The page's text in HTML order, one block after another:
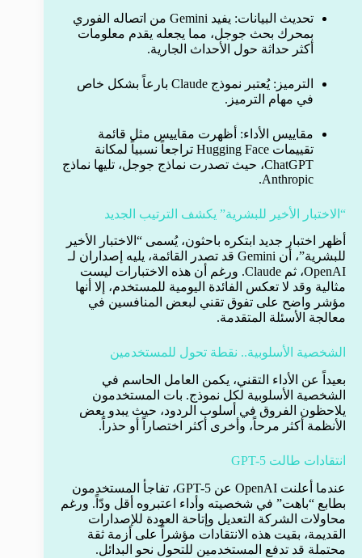
تحديث البيانات: يفيد Gemini من اتصاله الفوري
بمحرك بحث جوجل، مما يجعله يقدم معلومات
أكثر حداثة حول الأحداث الجارية.
الترميز: يُعتبر نموذج Claude بارعاً بشكل خاص
في مهام الترميز.
مقاييس الأداء: أظهرت مقاييس مثل قائمة
تقييمات Hugging Face تراجعاً نسبياً لمكانة
ChatGPT، حيث تصدرت نماذج جوجل، تليها نماذج
Anthropic.
“الاختبار الأخير للبشرية” يكشف الترتيب الجديد
أظهر اختبار جديد ابتكره باحثون، يُسمى “الاختبار الأخير
للبشرية”، أن Gemini قد تصدر القائمة، يليه إصداران لـ
OpenAI، ثم Claude. ورغم أن هذه الاختبارات ليست
مثالية وقد لا تعكس الفائدة اليومية للمستخدم، إلا أنها
مؤشر واضح على تفوق تقني لبعض المنافسين في
معالجة الأسئلة المتقدمة.
الشخصية الأسلوبية.. نقطة تحول للمستخدمين
بعيداً عن الأداء التقني، يكمن العامل الحاسم في
الشخصية الأسلوبية لكل نموذج. بات المستخدمون
يلاحظون الفروق في أسلوب الردود، حيث يبدو بعض
الأنظمة أكثر مرحاً، وأخرى أكثر اختصاراً أو حذراً.
انتقادات طالت GPT-5
عندما أعلنت OpenAI عن GPT-5، تفاجأ المستخدمون
بطابع “باهت” في شخصيته وأداء اعتبروه أقل ودّاً. ورغم
محاولات الشركة التعديل وإتاحة العودة للإصدارات
القديمة، بقيت هذه الانتقادات مؤشراً على أزمة ثقة
محتملة قد تدفع المستخدمين للتحول نحو البدائل.